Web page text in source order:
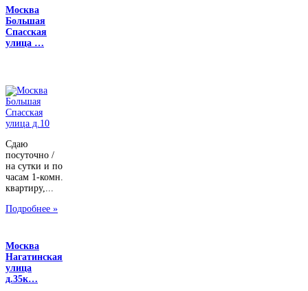
Москва
Большая
Спасская
улица …
Сдаю
посуточно /
на сутки и по
часам 1-комн.
квартиру,...
Подробнее »
Москва
Нагатинская
улица
д.35к…